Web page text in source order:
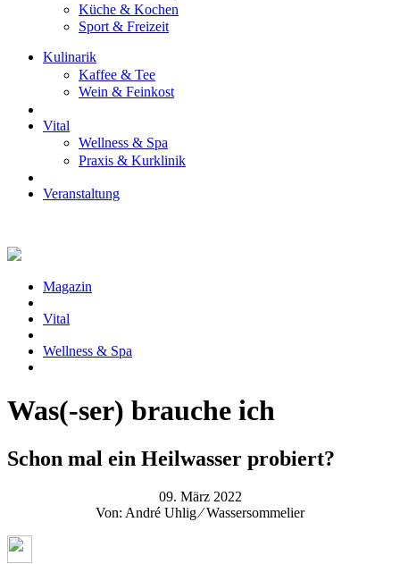
Küche & Kochen
Sport & Freizeit
Kulinarik
Kaffee & Tee
Wein & Feinkost
Vital
Wellness & Spa
Praxis & Kurklinik
Veranstaltung
Magazin
Vital
Wellness & Spa
Was(-ser) brauche ich
Schon mal ein Heilwasser probiert?
09. März 2022
Von: André Uhlig ⁄ Wassersommelier